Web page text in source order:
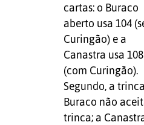
cartas: o Buraco
aberto usa 104
Curingão) e a
Canastra usa 108
(com Curingão).
Segundo, a
Buraco não
trinca; a